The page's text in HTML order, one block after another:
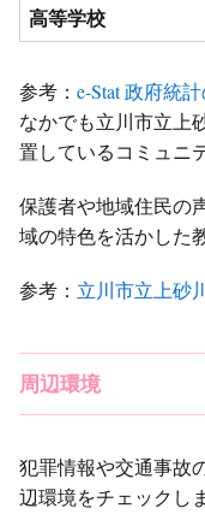
高等学校
参考：e-Stat 政府統
なかでも立川市立上
置しているコミュニ
保護者や地域住民の
域の特色を活かした
参考： 立川市立上砂
周辺環境
犯罪情報や交通事故
辺環境をチェックし